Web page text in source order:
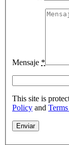
Mensaje *
This site is
Policy and